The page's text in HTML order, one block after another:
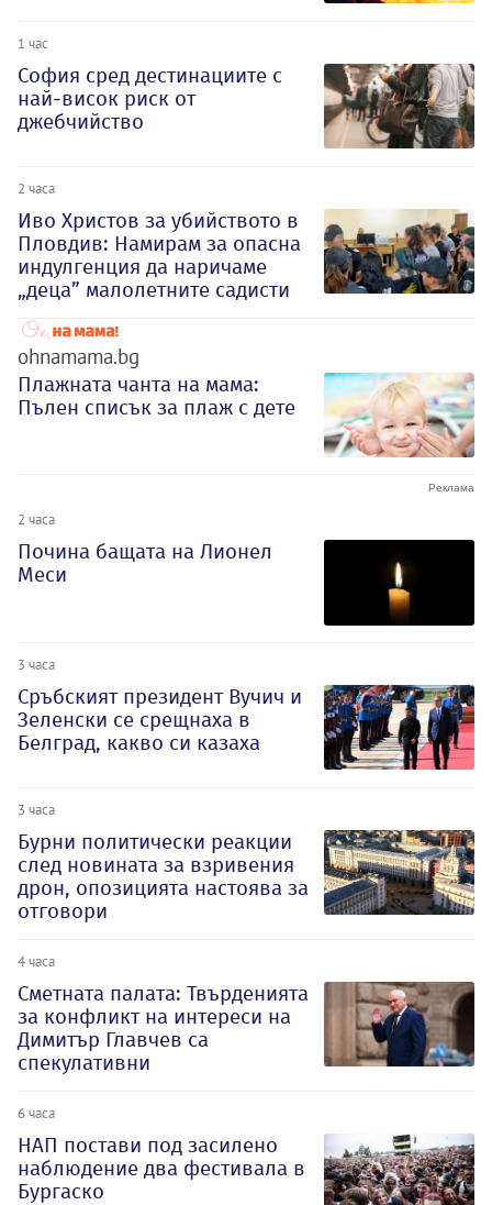
1 час
София сред дестинациите с
най-висок риск от
джебчийство
2 часа
Иво Христов за убийството в
Пловдив: Намирам за опасна
индулгенция да наричаме
„деца” малолетните садисти
ohnamama.bg
Плажната чанта на мама:
Пълен списък за плаж с дете
2 часа
Почина бащата на Лионел
Меси
3 часа
Сръбският президент Вучич и
Зеленски се срещнаха в
Белград, какво си казаха
3 часа
Бурни политически реакции
след новината за взривения
дрон, опозицията настоява за
отговори
4 часа
Сметната палата: Твърденията
за конфликт на интереси на
Димитър Главчев са
спекулативни
6 часа
НАП постави под засилено
наблюдение два фестивала в
Бургаско